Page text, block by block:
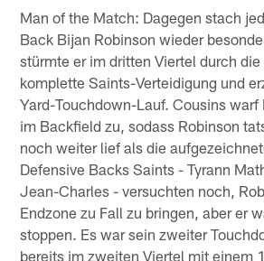
Man of the Match: Dagegen stach
Back Bijan Robinson wieder
stürmte er im dritten Viertel durch
komplette Saints-Verteidigung und
Yard-Touchdown-Lauf. Cousins warf
im Backfield zu, sodass Robinson
noch weiter lief als die
Defensive Backs Saints - Tyrann
Jean-Charles - versuchten noch,
Endzone zu Fall zu bringen, aber er
stoppen. Es war sein zweiter
bereits im zweiten Viertel mit einem